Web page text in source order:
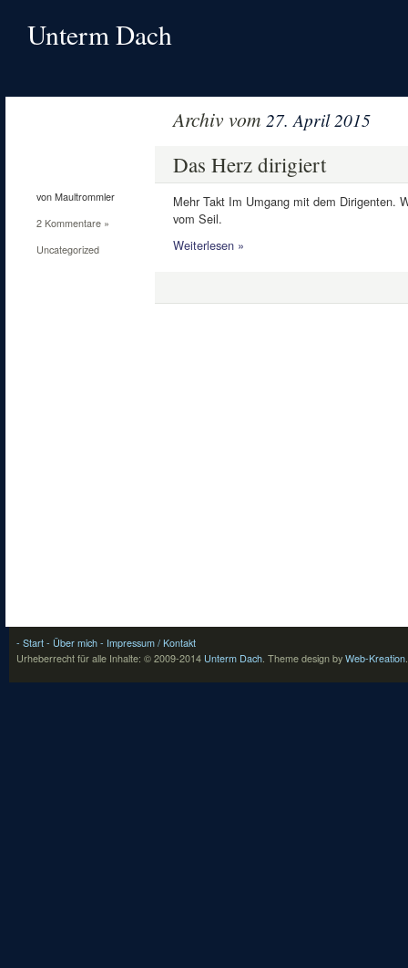
Unterm Dach
Archiv vom 27. April 2015
von Maultrommler
2 Kommentare »
Uncategorized
Das Herz dirigiert
Mehr Takt Im Umgang mit dem Dirigenten.
vom Seil.
Weiterlesen »
- Start - Über mich - Impressum / Kontakt
Urheberrecht für alle Inhalte: © 2009-2014 Unterm Dach. Theme design by Web-Kreation.